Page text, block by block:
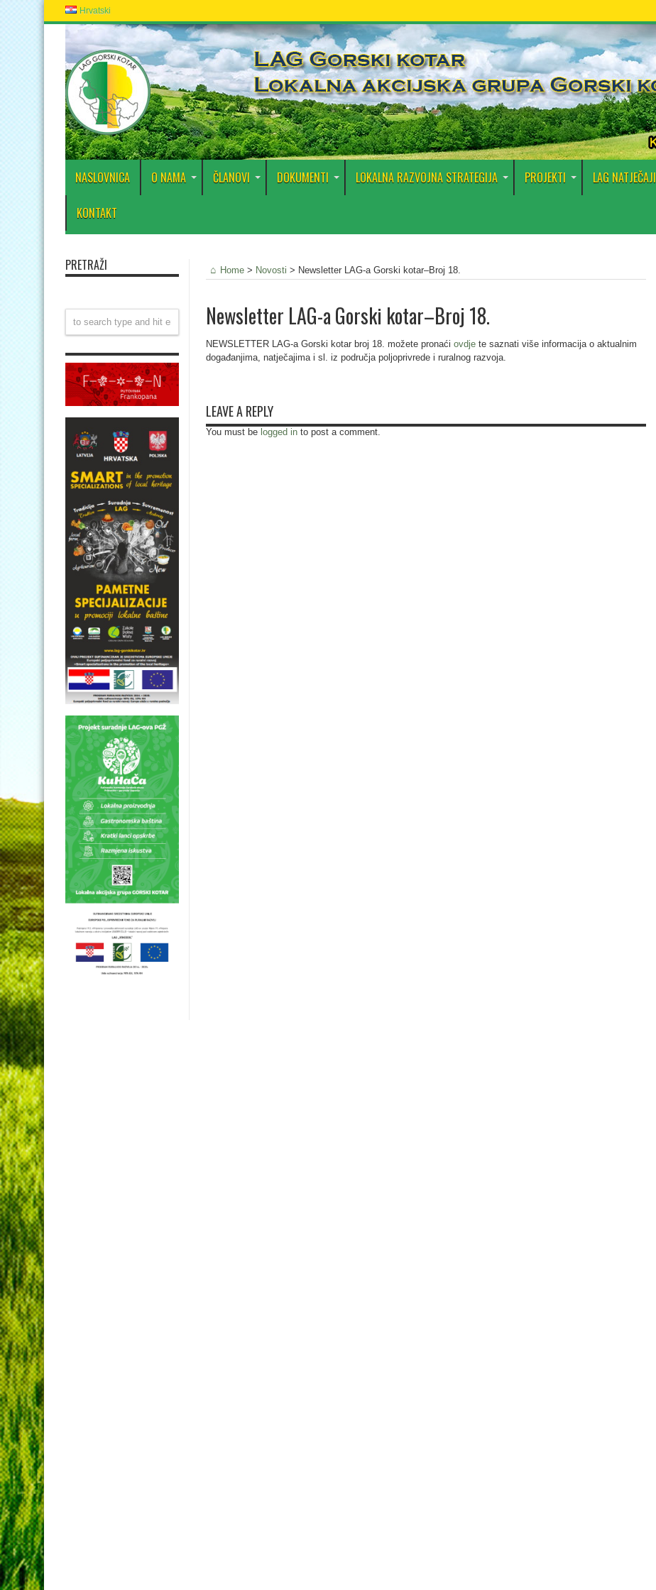
Hrvatski
NASLOVNICA O NAMA ČLANOVI DOKUMENTI LOKALNA RAZVOJNA STRATEGIJA PROJEKTI LAG NATJEČAJI
KONTAKT
Home > Novosti > Newsletter LAG-a Gorski kotar–Broj 18.
Newsletter LAG-a Gorski kotar–Broj 18.
NEWSLETTER LAG-a Gorski kotar broj 18. možete pronaći ovdje te saznati više informacija o aktualnim
događanjima, natječajima i sl. iz područja poljoprivrede i ruralnog razvoja.
LEAVE A REPLY
You must be logged in to post a comment.
PRETRAŽI